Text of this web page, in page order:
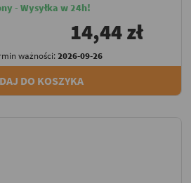
- Wysyłka w 24h!
14,44 zł
ważności:2026-09-26
DO KOSZYKA